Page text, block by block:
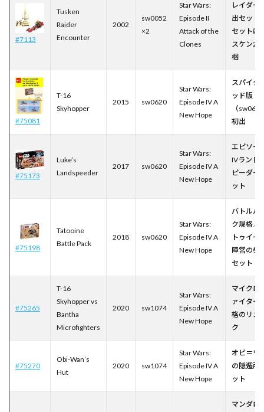
#7113
Tusken
Raider
Encounter
2002
sw0052
×2
Star Wars:
Episode II
Attack of the
Clones
レイダー
出セット
セットに
スケン2
梱
#75081
T-16
Skyhopper
2015 sw0620
Star Wars:
Episode IV A
New Hope
スパイク
ッド版
（
初出
#75173
Luke’s
Landspeeder
2017 sw0620
Star Wars:
Episode IV A
New Hope
エピソー
IVランド
ピーダー
ット
#75198
Tatooine
Battle Pack
2018 sw0620
Star Wars:
Episode IV A
New Hope
バトルパ
ク規格／
トゥイー
陣営の歩
セット
#75265
T-16
Skyhopper vs
Bantha
Microfighters
2020 sw1074
Star Wars:
Episode IV A
New Hope
マイクロ
ァイター
格のリメ
ク
#75270
Obi-Wan’s
Hut
2020 sw1074
Star Wars:
Episode IV A
New Hope
オビ＝ワ
の隠遁所
ット
マンダロ